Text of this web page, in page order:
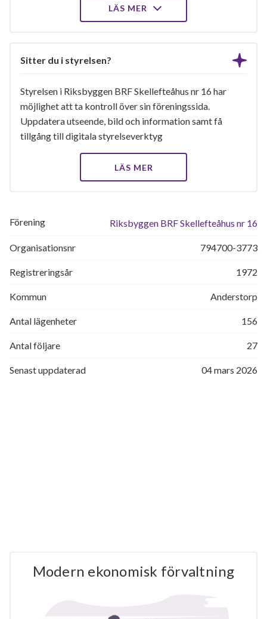
LÄS MER
Sitter du i styrelsen?
Styrelsen i Riksbyggen BRF Skellefteåhus nr 16 har
möjlighet att ta kontroll över sin föreningssida.
Uppdatera utseende, bild och information samt få
tillgång till digitala styrelseverktyg
LÄS MER
Förening Riksbyggen BRF Skellefteåhus nr 16
Organisationsnr 794700-3773
Registreringsår 1972
Kommun Anderstorp
Antal lägenheter 156
Antal följare 27
Senast uppdaterad 04 mars 2026
Modern ekonomisk förvaltning